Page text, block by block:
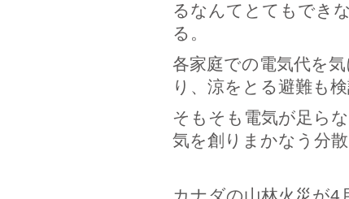
るなんてとてもでき
る。
各家庭での電気代を
り、涼をとる避難も
そもそも電気が足ら
気を創りまかなう分